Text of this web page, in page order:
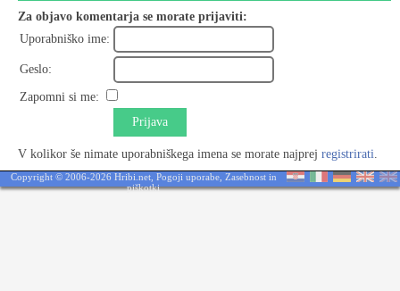
Za objavo komentarja se morate prijaviti:
Uporabniško ime:
Geslo:
Zapomni si me:
Prijava
V kolikor še nimate uporabniškega imena se morate najprej registrirati.
Copyright © 2006-2026 Hribi.net, Pogoji uporabe, Zasebnost in
piškotki